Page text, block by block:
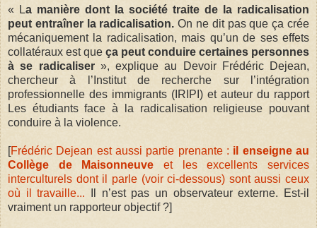
« La manière dont la société traite de la radicalisation
peut entraîner la radicalisation. On ne dit pas que ça crée
mécaniquement la radicalisation, mais qu’un de ses effets
collatéraux est que ça peut conduire certaines personnes
à se radicaliser », explique au Devoir Frédéric Dejean,
chercheur à l’Institut de recherche sur l’intégration
professionnelle des immigrants (IRIPI) et auteur du rapport
Les étudiants face à la radicalisation religieuse pouvant
conduire à la violence.
[Frédéric Dejean est aussi partie prenante : il enseigne au
Collège de Maisonneuve et les excellents services
interculturels dont il parle (voir ci-dessous) sont aussi ceux
où il travaille... Il n’est pas un observateur externe. Est-il
vraiment un rapporteur objectif ?]